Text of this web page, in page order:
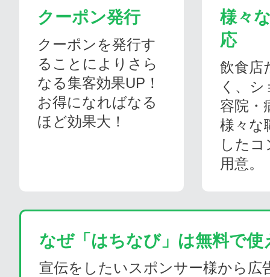
クーポン発行
クーポンを発行す
ることによりさら
なる集客効果UP！
お得になればなる
ほど効果大！
様々
応
飲食店
く、
容院・
様々な
した
用意。
なぜ「はちなび」は無料で使
宣伝をしたいスポンサー様から広